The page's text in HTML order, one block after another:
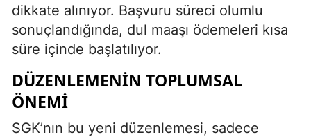
dikkate alınıyor. Başvuru süreci olumlu
sonuçlandığında, dul maaşı ödemeleri kısa
süre içinde başlatılıyor.
DÜZENLEMENIN TOPLUMSAL
ÖNEMI
SGK’nın bu yeni düzenlemesi, sadece